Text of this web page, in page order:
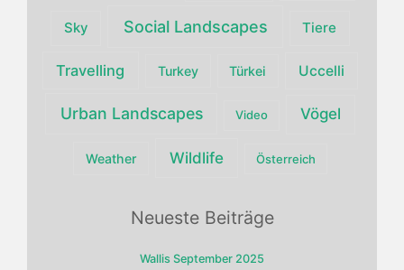
Sky Social Landscapes Tiere
Travelling Turkey Türkei Uccelli
Urban Landscapes Video Vögel
Weather Wildlife Österreich
Neueste Beiträge
Wallis September 2025